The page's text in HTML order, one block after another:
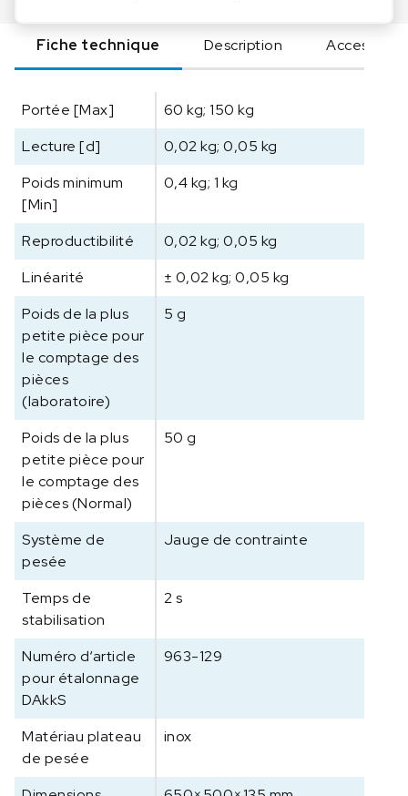
E
R
N
a
l
a
p
l
a
t
e
f
o
r
m
e
e
n
i
n
S
X
S
0
0
K
-
2
L
M
Fiche technique Description Accessoires
Portée [Max]
60 kg; 150 kg
Lecture [d]
0,02 kg; 0,05 kg
Poids minimum
[Min]
0,4 kg; 1 kg
Reproductibilité
0,02 kg; 0,05 kg
Linéarité
± 0,02 kg; 0,05 kg
Poids de la plus
petite pièce pour
le comptage des
pièces
(laboratoire)
5 g
Poids de la plus
petite pièce pour
le comptage des
pièces (Normal)
50 g
Système de
pesée
Jauge de contrainte
Temps de
stabilisation
2 s
Numéro d‘article
pour étalonnage
DAkkS
963-129
Matériau plateau
de pesée
inox